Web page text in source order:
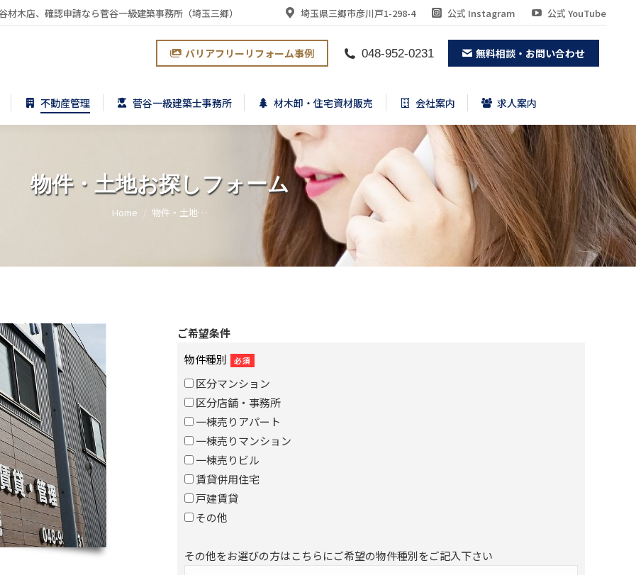
木店、確認申請なら菅谷一級建築事務所（埼玉三郷） 埼玉県三郷市彦川戸1-298-4 公式 Instagram 公式 YouTube
バリアフリーリフォーム事例 048-952-0231 無料相談・お問い合わせ
不動産管理 菅谷一級建築士事務所 材木卸・住宅資材販売 会社案内 求人案内
物件・土地お探しフォーム
You are here:
Home 物件・土地…
ご希望条件
物件種別
必須
区分マンション
区分店舗・事務所
一棟売りアパート
一棟売りマンション
一棟売りビル
賃貸併用住宅
戸建賃貸
その他
その他をお選びの方はこちらにご希望の物件種別をご記入下さい
不動産管理 菅谷一級建築士事務所 材木卸・住宅資材販売 会社案内 求人案内